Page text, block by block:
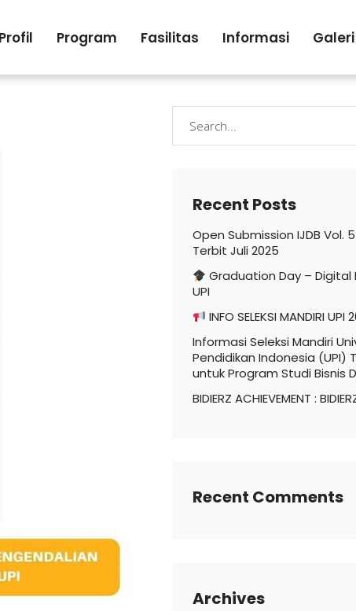
Profil Program Fasilitas Informasi Galeri
Recent Posts
Open Submission IJDB Vol.
Terbit Juli 2025
Graduation Day – Digital
UPI
INFO SELEKSI MANDIRI UPI
Informasi Seleksi Mandiri
Pendidikan Indonesia (UPI)
untuk Program Studi Bisnis
BIDIERZ ACHIEVEMENT :
Recent Comments
Archives